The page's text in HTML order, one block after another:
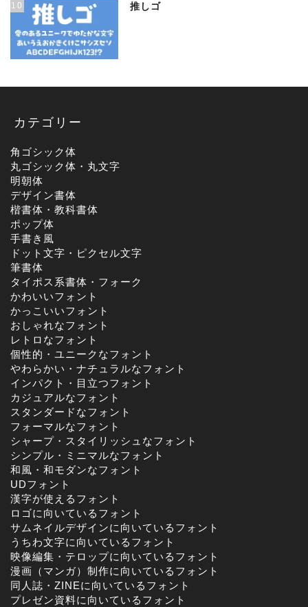
10 推しゴ
カテゴリー
角ゴシック体
丸ゴシック体・丸文字
明朝体
デザイン書体
楷書体・教科書体
ポップ体
手書き風
ドット文字・ピクセル文字
筆書体
タイポス系書体・フォーク
かわいいフォント
かっこいいフォント
おしゃれなフォント
レトロなフォント
個性的・ユニークなフォント
やわらかい・ナチュラルなフォント
インパクト・目立つフォント
カジュアルなフォント
スタンダードなフォント
フォーマルなフォント
シャープ・スタイリッシュなフォント
シンプル・ミニマルなフォント
和風・和モダンなフォント
UDフォント
漢字が使えるフォント
ロゴに向いているフォント
サムネイルデザインに向いているフォント
うちわ文字に向いているフォント
映像編集・テロップに向いているフォント
漫画（マンガ）制作に向いているフォント
同人誌・ZINEに向いているフォント
プレゼン資料に向いているフォント